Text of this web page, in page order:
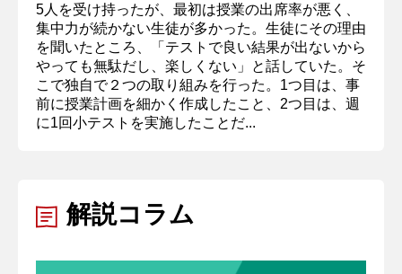
5人を受け持ったが、最初は授業の出席率が悪く、
集中力が続かない生徒が多かった。生徒にその理由
を聞いたところ、「テストで良い結果が出ないから
やっても無駄だし、楽しくない」と話していた。そ
こで独自で２つの取り組みを行った。1つ目は、事
前に授業計画を細かく作成したこと、2つ目は、週
に1回小テストを実施したことだ...
解説コラム